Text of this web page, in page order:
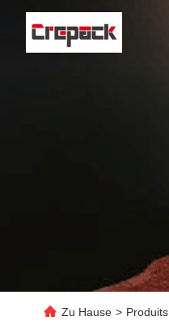
Zu Hause > Produits